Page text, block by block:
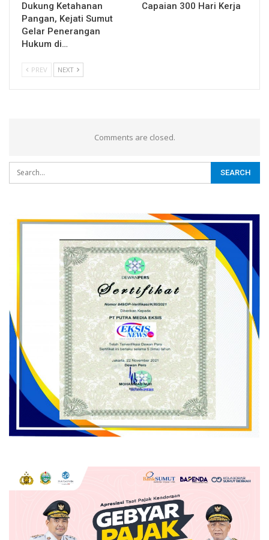
Dukung Ketahanan
Pangan, Kejati Sumut
Gelar Penerangan
Hukum di…
Capaian 300 Hari Kerja
PREV NEXT
Comments are closed.